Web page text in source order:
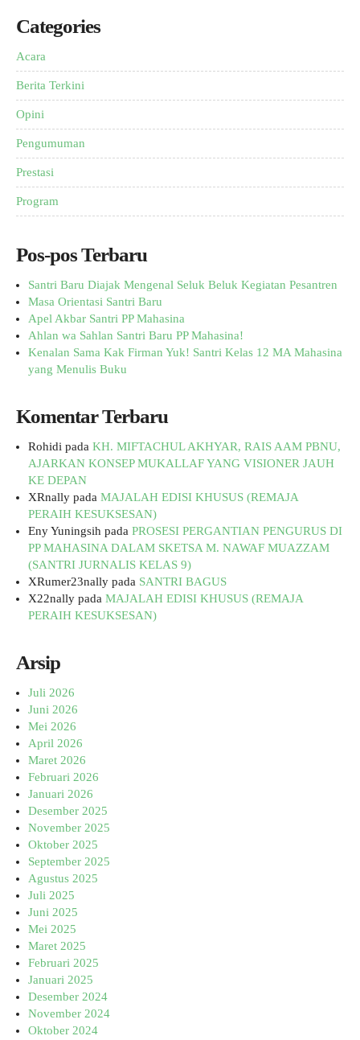
Categories
Acara
Berita Terkini
Opini
Pengumuman
Prestasi
Program
Pos-pos Terbaru
Santri Baru Diajak Mengenal Seluk Beluk Kegiatan Pesantren
Masa Orientasi Santri Baru
Apel Akbar Santri PP Mahasina
Ahlan wa Sahlan Santri Baru PP Mahasina!
Kenalan Sama Kak Firman Yuk! Santri Kelas 12 MA Mahasina
yang Menulis Buku
Komentar Terbaru
Rohidi pada KH. MIFTACHUL AKHYAR, RAIS AAM PBNU,
AJARKAN KONSEP MUKALLAF YANG VISIONER JAUH
KE DEPAN
XRnally pada MAJALAH EDISI KHUSUS (REMAJA
PERAIH KESUKSESAN)
Eny Yuningsih pada PROSESI PERGANTIAN PENGURUS DI
PP MAHASINA DALAM SKETSA M. NAWAF MUAZZAM
(SANTRI JURNALIS KELAS 9)
XRumer23nally pada SANTRI BAGUS
X22nally pada MAJALAH EDISI KHUSUS (REMAJA
PERAIH KESUKSESAN)
Arsip
Juli 2026
Juni 2026
Mei 2026
April 2026
Maret 2026
Februari 2026
Januari 2026
Desember 2025
November 2025
Oktober 2025
September 2025
Agustus 2025
Juli 2025
Juni 2025
Mei 2025
Maret 2025
Februari 2025
Januari 2025
Desember 2024
November 2024
Oktober 2024